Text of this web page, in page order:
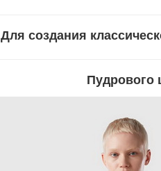
Для создания
Пудрового